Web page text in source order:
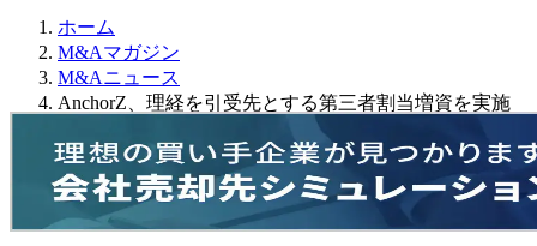
ホーム
M&Aマガジン
M&Aニュース
AnchorZ、理経を引受先とする第三者割当増資を実施